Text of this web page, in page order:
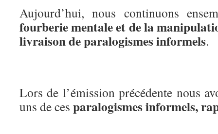
Aujourd’hui, nous continuons
fourberie mentale et de la
livraison de paralogismes informels.
Lors de l’émission précédente nous
uns de ces paralogismes informels,